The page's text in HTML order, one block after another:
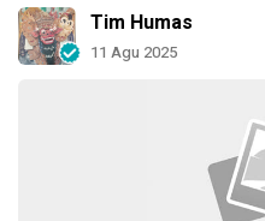
Tim Humas
11 Agu 2025